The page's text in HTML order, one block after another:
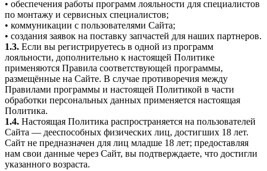
• обеспечения работы программ лояльности для специалистов
по монтажу и сервисных специалистов;
• коммуникации с пользователями Сайта;
• создания заявок на поставку запчастей для наших партнеров.
1.3. Если вы регистрируетесь в одной из программ
лояльности, дополнительно к настоящей Политике
применяются Правила соответствующей программы,
размещённые на Сайте. В случае противоречия между
Правилами программы и настоящей Политикой в части
обработки персональных данных применяется настоящая
Политика.
1.4. Настоящая Политика распространяется на пользователей
Сайта — дееспособных физических лиц, достигших 18 лет.
Сайт не предназначен для лиц младше 18 лет; предоставляя
нам свои данные через Сайт, вы подтверждаете, что достигли
указанного возраста.